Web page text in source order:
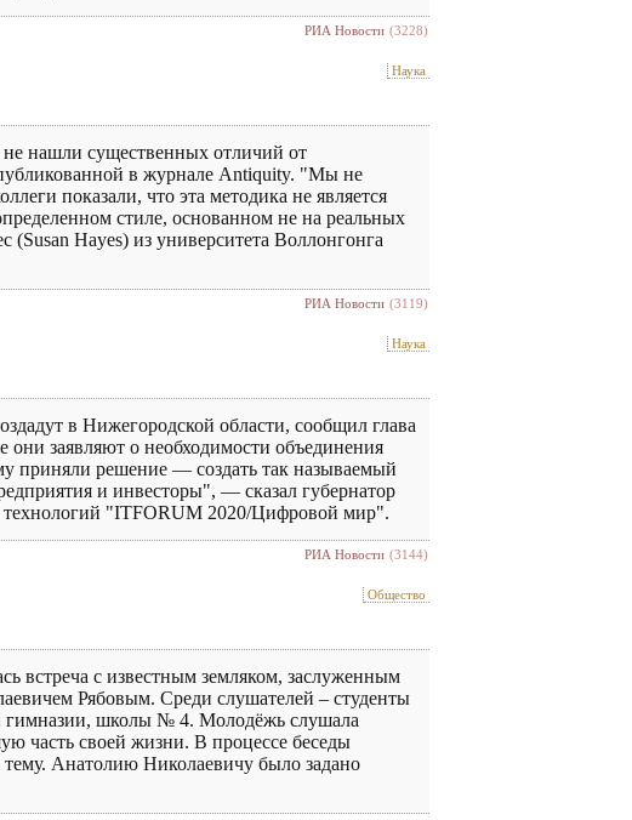
РИА Новости (3228)
Наука
нашли существенных отличий от
в журнале Antiquity. "Мы не
показали, что эта методика не является
стиле, основанном не на реальных
Hayes) из университета Воллонгонга
РИА Новости (3119)
Наука
в Нижегородской области, сообщил глава
заявляют о необходимости объединения
приняли решение — создать так называемый
и инвесторы", — сказал губернатор
технологий "ITFORUM 2020/Цифровой мир".
РИА Новости (3144)
Общество
встреча с известным земляком, заслуженным
Рябовым. Среди слушателей – студенты
гимназии, школы № 4. Молодёжь слушала
часть своей жизни. В процессе беседы
тему. Анатолию Николаевичу было задано